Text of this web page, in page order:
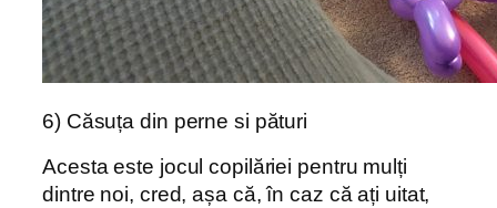
6) Căsuța din perne si pături
Acesta este jocul copilăriei pentru mulți
dintre noi, cred, așa că, în caz că ați uitat,